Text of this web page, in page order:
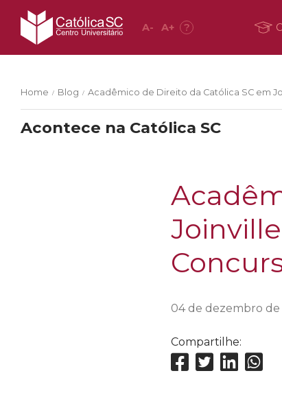
A- A+ ?
Home / Blog / Acadêmico de Direito da Católica SC em
Acontece na Católica SC
04 de dezembro de
Compartilhe: